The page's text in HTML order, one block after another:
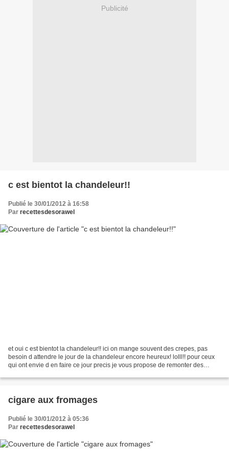
Publicité
c est bientot la chandeleur!!
Publié le 30/01/2012 à 16:58
Par recettesdesorawel
et oui c est bientot la chandeleur!! ici on mange souvent des crepes, pas
besoin d attendre le jour de la chandeleur encore heureux! lolll!! pour ceux
qui ont envie d en faire ce jour precis je vous propose de remonter des
cigare aux fromages
Publié le 30/01/2012 à 05:36
Par recettesdesorawel